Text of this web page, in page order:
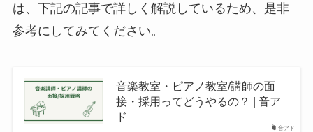
は、下記の記事で詳しく解説しているため、是非
参考にしてみてください。
音アド
音楽教室・ピアノ教室/講師の面
接・採用ってどうやるの？ | 音ア
ド